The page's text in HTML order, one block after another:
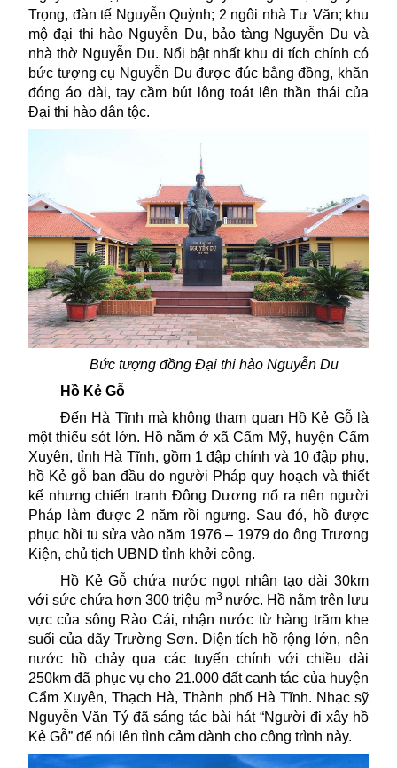
Trọng, đàn tế Nguyễn Quỳnh; 2 ngôi nhà Tư Văn; khu
mộ đại thi hào Nguyễn Du, bảo tàng Nguyễn Du và
nhà thờ Nguyễn Du. Nổi bật nhất khu di tích chính có
bức tượng cụ Nguyễn Du được đúc bằng đồng, khăn
đóng áo dài, tay cầm bút lông toát lên thần thái của
Đại thi hào dân tộc.
Bức tượng đồng Đại thi hào Nguyễn Du
Hồ Kẻ Gỗ
Đến Hà Tĩnh mà không tham quan Hồ Kẻ Gỗ là
một thiếu sót lớn. Hồ nằm ở xã Cẩm Mỹ, huyện Cẩm
Xuyên, tỉnh Hà Tĩnh, gồm 1 đập chính và 10 đập phụ,
hồ Kẻ gỗ ban đầu do người Pháp quy hoạch và thiết
kế nhưng chiến tranh Đông Dương nổ ra nên người
Pháp làm được 2 năm rồi ngưng. Sau đó, hồ được
phục hồi tu sửa vào năm 1976 – 1979 do ông Trương
Kiện, chủ tịch UBND tỉnh khởi công.
Hồ Kẻ Gỗ chứa nước ngọt nhân tạo dài 30km
với sức chứa hơn 300 triệu m3 nước. Hồ nằm trên lưu
vực của sông Rào Cái, nhận nước từ hàng trăm khe
suối của dãy Trường Sơn. Diện tích hồ rộng lớn, nên
nước hồ chảy qua các tuyến chính với chiều dài
250km đã phục vụ cho 21.000 đất canh tác của huyện
Cẩm Xuyên, Thạch Hà, Thành phố Hà Tĩnh. Nhạc sỹ
Nguyễn Văn Tý đã sáng tác bài hát “Người đi xây hồ
Kẻ Gỗ” để nói lên tình cảm dành cho công trình này.